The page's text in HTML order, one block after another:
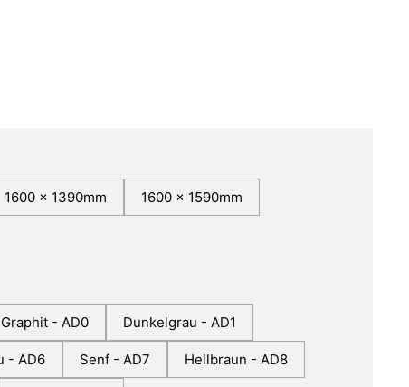
1600 x 1390mm 1600 x 1590mm
Graphit - AD0 Dunkelgrau - AD1
- AD6 Senf - AD7 Hellbraun - AD8